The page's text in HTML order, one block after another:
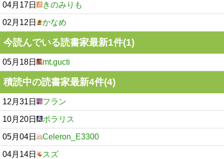
04月17日 きのみりも
02月12日 かなめ
今読んでいる読書家最新1件(1)
05月18日 mt.gucti
積読中の読書家最新4件(4)
12月31日 フラン
10月20日 ポラリス
05月04日 Celeron_E3300
04月14日 スズ